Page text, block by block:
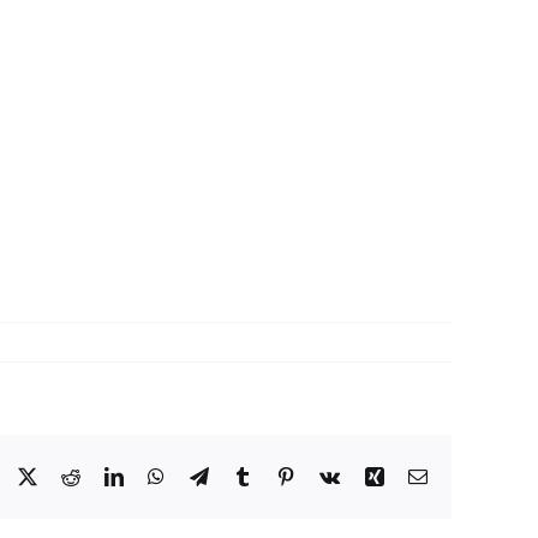
Facebook
X RedditLinkedInWhatsApp
TelegramTumblr Pinterest
Vk Xing Email